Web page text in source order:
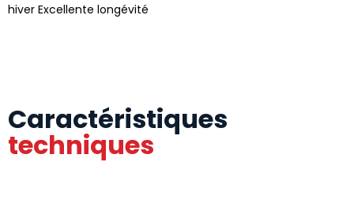
hiver Excellente longévité
Caractéristiques
techniques